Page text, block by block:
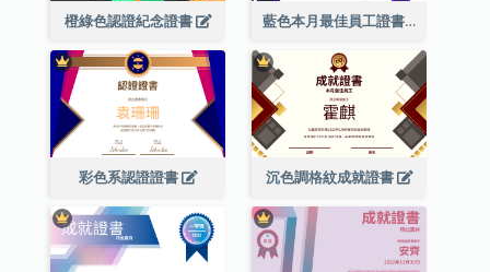
橙綠色認證紀念證書 藍色本月最佳員工證書(附標誌)
彩色系認證證書 沉色調格紋成就證書